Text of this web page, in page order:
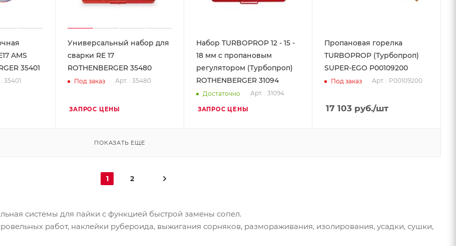
AMS
35401
35401
Универсальный набор для
сварки RE 17
ROTHENBERGER 35480
Под заказ Арт. : 35480
ЗАПРОС ЦЕНЫ
Набор TURBOPROP 12 - 15 -
18 мм с пропановым
регулятором (Турбопроп)
ROTHENBERGER 31094
Достаточно Арт. : 31094
ЗАПРОС ЦЕНЫ
Пропановая горелка
TURBOPROP (Турбопроп)
SUPER-EGO P00109200
Под заказ Арт. : P00109200
17 103 руб./шт
ПОКАЗАТЬ ЕЩЕ
1 2
системы для пайки с функцией быстрой замены сопел.
работ, наклейки рубероида, выжигания сорняков, размораживания, изолирования, усадки, сушки,